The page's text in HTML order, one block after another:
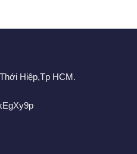
Hiệp,Tp HCM.